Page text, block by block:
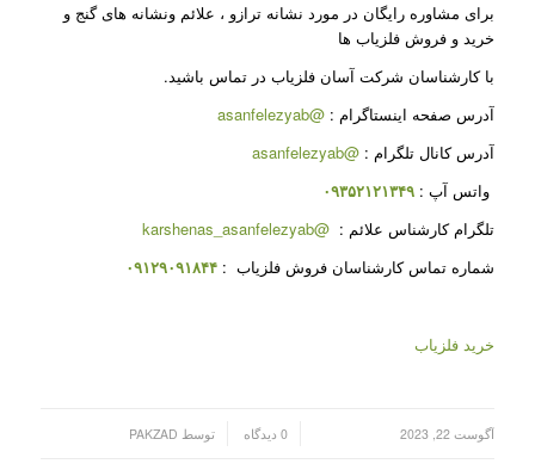
برای مشاوره رایگان در مورد نشانه ترازو ، علائم ونشانه های گنج و
خرید و فروش فلزیاب ها
با کارشناسان شرکت آسان فلزیاب در تماس باشید.
آدرس صفحه اینستاگرام :
@asanfelezyab
آدرس کانال تلگرام :
@asanfelezyab
واتس آپ: ۰۹۳۵۲۱۲۱۳۴۹
تلگرام کارشناس علائم :
@karshenas_asanfelezyab
شماره تماس کارشناسان فروش فلزیاب: ۰۹۱۲۹۰۹۱۸۴۴
خرید فلزیاب
آگوست 22, 2023 0 دیدگاه توسط PAKZAD